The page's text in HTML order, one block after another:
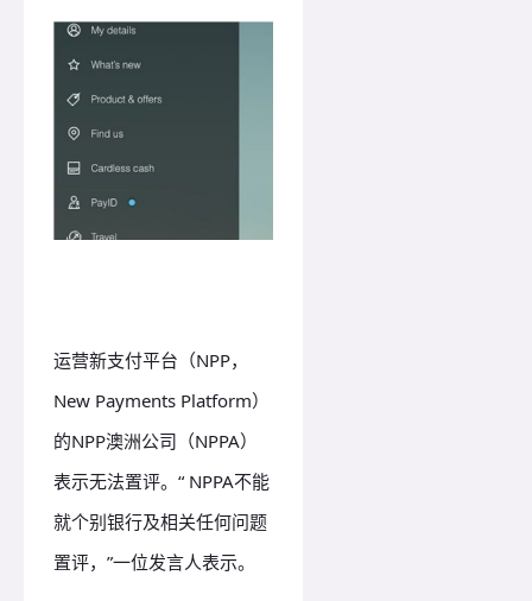
运营新支付平台（NPP，
New Payments Platform）
的NPP澳洲公司（NPPA）
表示无法置评。“ NPPA不能
就个别银行及相关任何问题
置评，”一位发言人表示。